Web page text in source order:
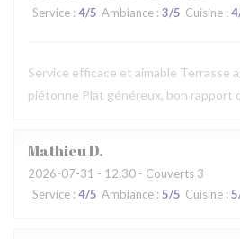
Service : 4/5 Ambiance : 3/5 Cuisine : 4
Service efficace et aimable Terrasse
piétonne Plat généreux, bon rapport
MathieuD
2026-07-31 - 12:30 - Couverts 3
Service : 4/5 Ambiance : 5/5 Cuisine : 5